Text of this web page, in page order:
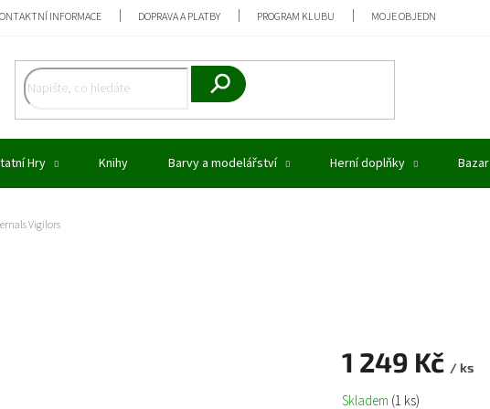
INFORMACE DOPRAVA A PLATBY PROGRAM KLUBU MOJE OBJEDNÁVKA
Hry Knihy Barvy a modelářství Herní doplňky Bazar
Vigilors
1 249 Kč / ks
Měrná
Skladem (1 ks)